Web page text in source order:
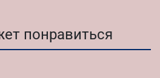
понравиться